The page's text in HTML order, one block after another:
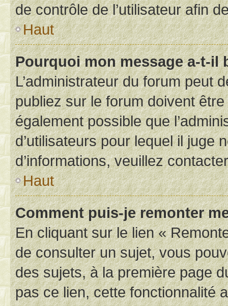
de contrôle de l’utilisateur afin
Haut
Pourquoi mon message a-t-il
L’administrateur du forum peut
publiez sur le forum doivent
également possible que
d’utilisateurs pour lequel il juge
d’informations, veuillez
Haut
Comment puis-je remonter
En cliquant sur le lien «
de consulter un sujet, vous
des sujets, à la première page
pas ce lien, cette fonctionnalité